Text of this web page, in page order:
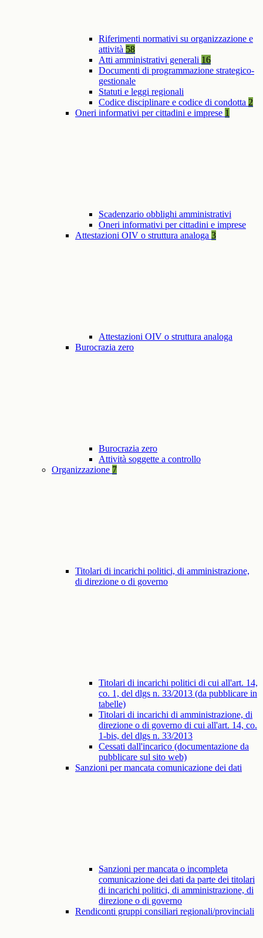
Riferimenti normativi su organizzazione e
attività 58
Atti amministrativi generali 16
Documenti di programmazione strategico-
gestionale
Statuti e leggi regionali
Codice disciplinare e codice di condotta 2
Oneri informativi per cittadini e imprese 1
Scadenzario obblighi amministrativi
Oneri informativi per cittadini e imprese
Attestazioni OIV o struttura analoga 3
Attestazioni OIV o struttura analoga
Burocrazia zero
Burocrazia zero
Attività soggette a controllo
Organizzazione 7
Titolari di incarichi politici, di amministrazione,
di direzione o di governo
Titolari di incarichi politici di cui all'art. 14,
co. 1, del dlgs n. 33/2013 (da pubblicare in
tabelle)
Titolari di incarichi di amministrazione, di
direzione o di governo di cui all'art. 14, co.
1-bis, del dlgs n. 33/2013
Cessati dall'incarico (documentazione da
pubblicare sul sito web)
Sanzioni per mancata comunicazione dei dati
Sanzioni per mancata o incompleta
comunicazione dei dati da parte dei titolari
di incarichi politici, di amministrazione, di
direzione o di governo
Rendiconti gruppi consiliari regionali/provinciali